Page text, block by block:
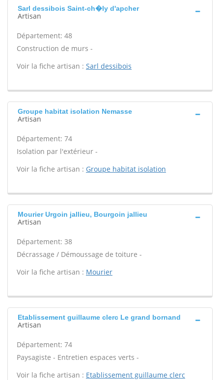
Sarl dessibois Saint-ch�ly d'apcher
Artisan
Département: 48
Construction de murs -
Voir la fiche artisan : Sarl dessibois
Groupe habitat isolation Nemasse
Artisan
Département: 74
Isolation par l'extérieur -
Voir la fiche artisan : Groupe habitat isolation
Mourier Urgoin jallieu, Bourgoin jallieu
Artisan
Département: 38
Décrassage / Démoussage de toiture -
Voir la fiche artisan : Mourier
Etablissement guillaume clerc Le grand bornand
Artisan
Département: 74
Paysagiste - Entretien espaces verts -
Voir la fiche artisan : Etablissement guillaume clerc